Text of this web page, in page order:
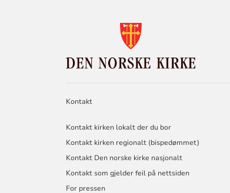
NORSKE
KIRKE
Kontakt
Kontakt kirken lokalt der du bor
Kontakt kirken regionalt (bispedømmet)
Kontakt Den norske kirke nasjonalt
Kontakt som gjelder feil på nettsiden
For pressen